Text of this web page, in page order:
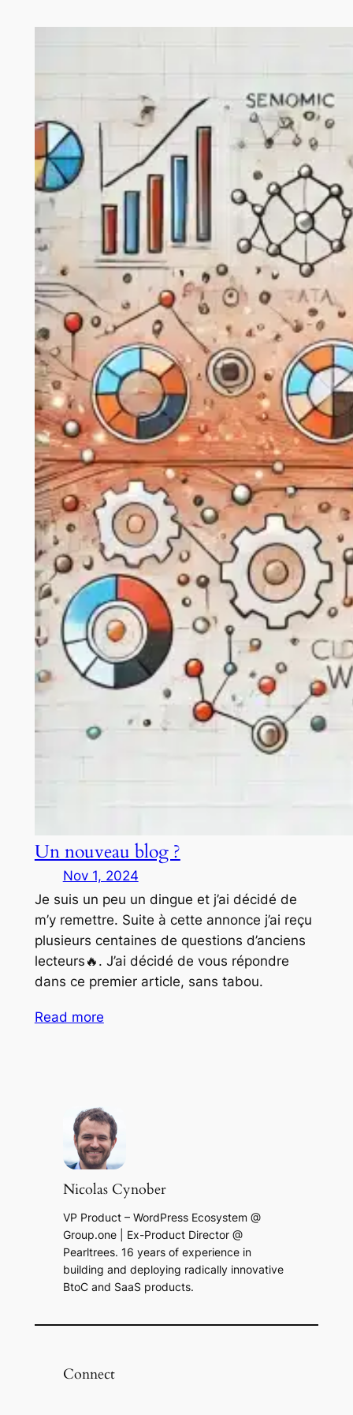
Un nouveau blog ?
Nov 1, 2024
Je suis un peu un dingue et j’ai décidé de
m’y remettre. Suite à cette annonce j’ai reçu
plusieurs centaines de questions d’anciens
lecteurs🔥. J’ai décidé de vous répondre
dans ce premier article, sans tabou.
Read more
Nicolas Cynober
VP Product – WordPress Ecosystem @
Group.one | Ex-Product Director @
Pearltrees. 16 years of experience in
building and deploying radically innovative
BtoC and SaaS products.
Connect